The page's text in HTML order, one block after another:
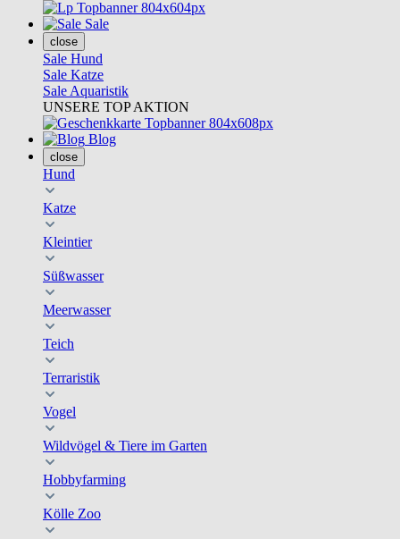
Sale
close
Sale Hund
Sale Katze
Sale Aquaristik
UNSERE TOP AKTION
Blog
close
Hund
Katze
Kleintier
Süßwasser
Meerwasser
Teich
Terraristik
Vogel
Wildvögel & Tiere im Garten
Hobbyfarming
Kölle Zoo